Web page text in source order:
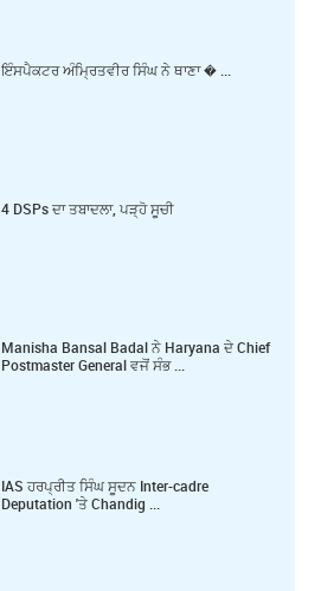
ਇੰਸਪੈਕਟਰ ਅੰਮ੍ਰਿਤਵੀਰ ਸਿੰਘ ਨੇ ਥਾਣਾ � ...
4 DSPs ਦਾ ਤਬਾਦਲਾ, ਪੜ੍ਹੋ ਸੂਚੀ
Manisha Bansal Badal ਨੇ Haryana ਦੇ Chief
Postmaster General ਵਜੋਂ ਸੰਭ ...
IAS ਹਰਪ੍ਰੀਤ ਸਿੰਘ ਸੂਦਨ Inter-cadre
Deputation 'ਤੇ Chandig ...